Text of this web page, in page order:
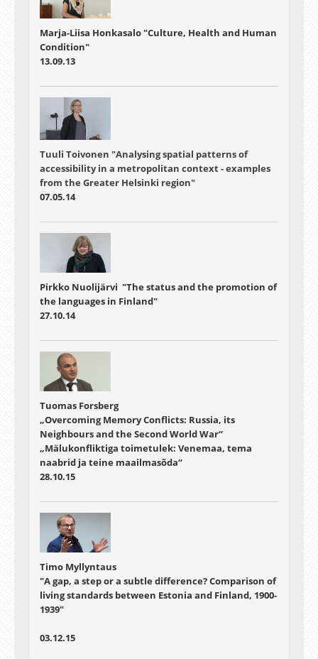
Marja-Liisa Honkasalo "Culture, Health and Human
Condition"
13.09.13
Tuuli Toivonen "Analysing spatial patterns of
accessibility in a metropolitan context - examples
from the Greater Helsinki region"
07.05.14
Pirkko Nuolijärvi "The status and the promotion of
the languages in Finland"
27.10.14
Tuomas Forsberg
„Overcoming Memory Conflicts: Russia, its
Neighbours and the Second World War“
„Mälukonfliktiga toimetulek: Venemaa, tema
naabrid ja teine maailmasõda“
28.10.15
Timo Myllyntaus
"A gap, a step or a subtle difference? Comparison of
living standards between Estonia and Finland, 1900-
1939"
03.12.15